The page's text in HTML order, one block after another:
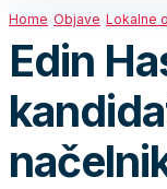
Home Objave Lokalne
Edin